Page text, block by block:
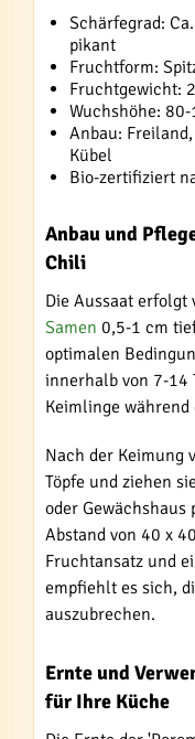
Schärfegrad:
pikant
Fruchtform:
Fruchtgewicht:
Wuchshöhe:
Anbau:
Kübel
Bio-zertifiziert
Anbau und
Chili
Die Aussaat erfolgt
Samen 0,5-1 cm
optimalen
innerhalb von 7-14
Keimlinge
Nach der Keimung
Töpfe und ziehen
oder
Abstand von 40 x
Fruchtansatz und
empfiehlt es sich,
auszubrechen.
Ernte und
für Ihre Küche